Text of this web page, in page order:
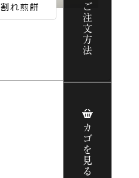
ご注文方法
カゴを見る
割れ煎餅